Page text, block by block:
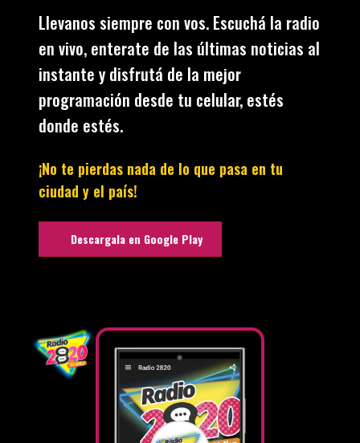
Llevanos siempre con vos. Escuchá la radio
en vivo, enterate de las últimas noticias al
instante y disfrutá de la mejor
programación desde tu celular, estés
donde estés.
¡No te pierdas nada de lo que pasa en tu
ciudad y el país!
Descargala en Google Play